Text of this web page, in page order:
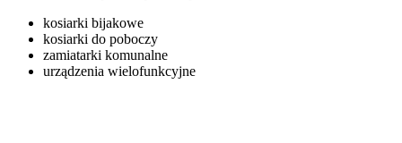
kosiarki bijakowe
kosiarki do poboczy
zamiatarki komunalne
urządzenia wielofunkcyjne